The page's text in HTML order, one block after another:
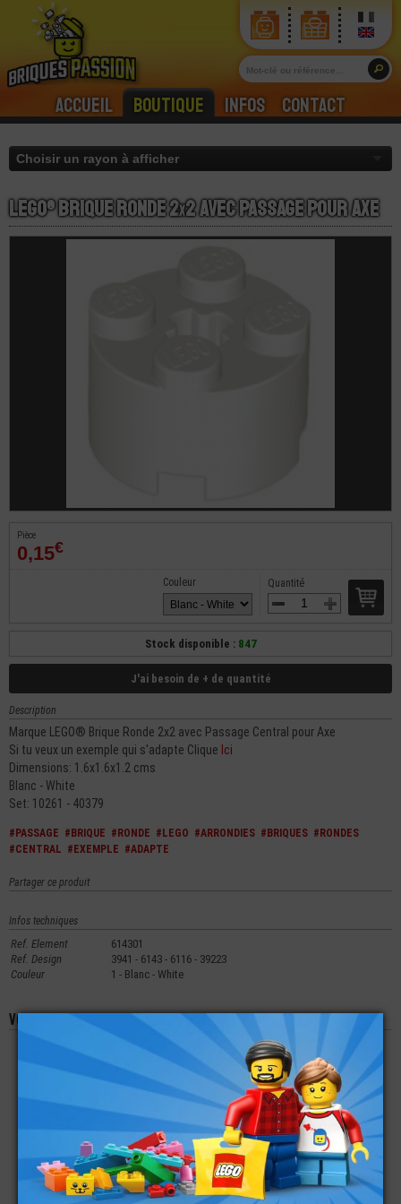
Accueil Boutique Infos Contact
LEGO® Brique Ronde 2x2 Avec Passage Pour Axe
Pièce
0,15€
Quantité
Couleur
Stock disponible : 847
J'ai besoin de + de quantité
Description
Marque LEGO® Brique Ronde 2x2 avec Passage Central pour Axe
Si tu veux un exemple qui s'adapte Clique Ici
Dimensions: 1.6x1.6x1.2 cms
Blanc - White
Set: 10261 - 40379
#PASSAGE #BRIQUE #RONDE #LEGO #ARRONDIES #BRIQUES #RONDES
#CENTRAL #EXEMPLE #ADAPTE
Partager ce produit
Infos techniques
Ref. Element
614301
Ref. Design
3941 - 6143 - 6116 - 39223
Couleur
1 - Blanc - White
Vous aimerez aussi les produits suivants
LEGO® BRIQUE 1X2
0,29€
LEGO® CHASSIS
VÉLO TRICYCLE
PORTEUR À 3 ROUES
2,49€
LEGO® PLATE RONDE
1X1 AVEC POIGNÉE
1,39€